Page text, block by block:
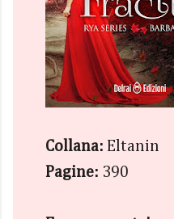
Collana: Eltanin
Pagine: 390